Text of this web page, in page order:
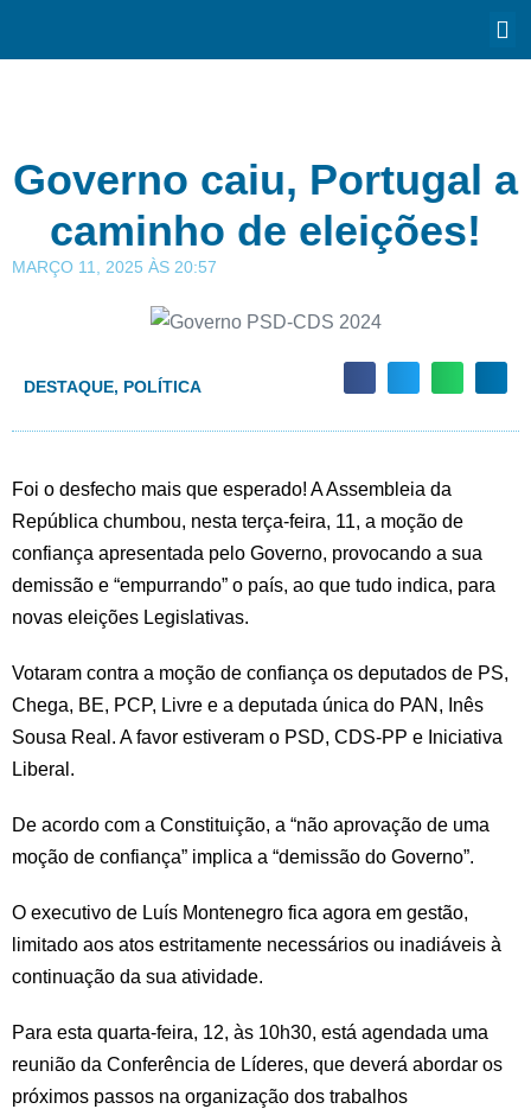
Governo caiu, Portugal a
caminho de eleições!
MARÇO 11, 2025 ÀS 20:57
DESTAQUE, POLÍTICA
Foi o desfecho mais que esperado! A Assembleia da
República chumbou, nesta terça-feira, 11, a moção de
confiança apresentada pelo Governo, provocando a sua
demissão e “empurrando” o país, ao que tudo indica, para
novas eleições Legislativas.
Votaram contra a moção de confiança os deputados de PS,
Chega, BE, PCP, Livre e a deputada única do PAN, Inês
Sousa Real. A favor estiveram o PSD, CDS-PP e Iniciativa
Liberal.
De acordo com a Constituição, a “não aprovação de uma
moção de confiança” implica a “demissão do Governo”.
O executivo de Luís Montenegro fica agora em gestão,
limitado aos atos estritamente necessários ou inadiáveis à
continuação da sua atividade.
Para esta quarta-feira, 12, às 10h30, está agendada uma
reunião da Conferência de Líderes, que deverá abordar os
próximos passos na organização dos trabalhos